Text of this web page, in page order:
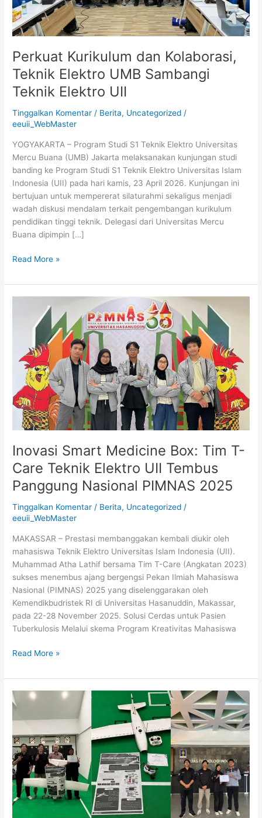
Perkuat Kurikulum dan Kolaborasi,
Teknik Elektro UMB Sambangi
Teknik Elektro UII
Tinggalkan Komentar / Berita, Uncategorized /
eeuii_WebMaster
YOGYAKARTA – Program Studi S1 Teknik Elektro Universitas
Mercu Buana (UMB) Jakarta melaksanakan kunjungan studi
banding ke Program Studi S1 Teknik Elektro Universitas Islam
Indonesia (UII) pada hari kamis, 23 April 2026. Kunjungan ini
bertujuan untuk mempererat silaturahmi sekaligus menjadi
wadah diskusi mendalam terkait pengembangan kurikulum
pendidikan tinggi teknik. Delegasi dari Universitas Mercu
Buana dipimpin […]
Teknik
Elektro
UII
Read More »
Inovasi Smart Medicine Box: Tim T-
Care Teknik Elektro UII Tembus
Panggung Nasional PIMNAS 2025
Tinggalkan Komentar / Berita, Uncategorized /
eeuii_WebMaster
MAKASSAR – Prestasi membanggakan kembali diukir oleh
mahasiswa Teknik Elektro Universitas Islam Indonesia (UII).
Muhammad Atha Lathif bersama Tim T-Care (Angkatan 2023)
sukses menembus ajang bergengsi Pekan Ilmiah Mahasiswa
Nasional (PIMNAS) 2025 yang diselenggarakan oleh
Kemendikbudristek RI di Universitas Hasanuddin, Makassar,
pada 22-28 November 2025. Solusi Cerdas untuk Pasien
Tuberkulosis Melalui skema Program Kreativitas Mahasiswa
Medicine
Tim
Care
Teknik
Elektro
UII
Tembus
Panggung
Nasional
PIMNAS
2025
Read More »
Sinergi
AI
dan
IoT:
Tim
Abimanyu
Teknik
Elektro
UII
Raih